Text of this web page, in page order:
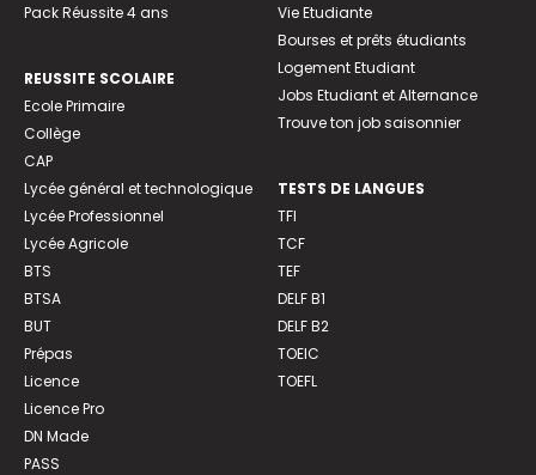
Pack Réussite 4 ans
REUSSITE SCOLAIRE
Ecole Primaire
Collège
CAP
Lycée général et technologique
Lycée Professionnel
Lycée Agricole
BTS
BTSA
BUT
Prépas
Licence
Licence Pro
DN Made
PASS
Vie Etudiante
Bourses et prêts étudiants
Logement Etudiant
Jobs Etudiant et Alternance
Trouve ton job saisonnier
TESTS DE LANGUES
TFI
TCF
TEF
DELF B1
DELF B2
TOEIC
TOEFL